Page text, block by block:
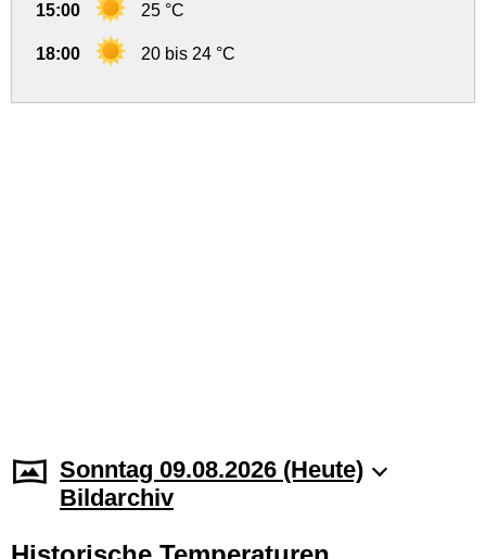
15:00 25 °C
18:00 20 bis 24 °C
Sonntag 09.08.2026 (Heute)
Bildarchiv